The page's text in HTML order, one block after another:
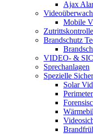
Ajax
Mobile
Zutrittskontrolle
Brandschutz
VIDEO- &
Sprechanlagen
Spezielle
Solar